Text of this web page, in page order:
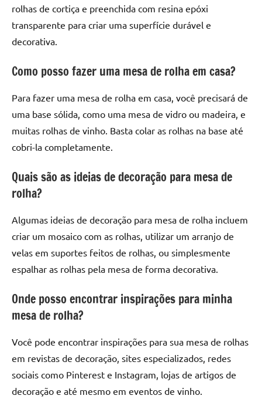
rolhas de cortiça e preenchida com resina epóxi
transparente para criar uma superfície durável e
decorativa.
Como posso fazer uma mesa de rolha em casa?
Para fazer uma mesa de rolha em casa, você precisará de
uma base sólida, como uma mesa de vidro ou madeira, e
muitas rolhas de vinho. Basta colar as rolhas na base até
cobri-la completamente.
Quais são as ideias de decoração para mesa de
rolha?
Algumas ideias de decoração para mesa de rolha incluem
criar um mosaico com as rolhas, utilizar um arranjo de
velas em suportes feitos de rolhas, ou simplesmente
espalhar as rolhas pela mesa de forma decorativa.
Onde posso encontrar inspirações para minha
mesa de rolha?
Você pode encontrar inspirações para sua mesa de rolhas
em revistas de decoração, sites especializados, redes
sociais como Pinterest e Instagram, lojas de artigos de
decoração e até mesmo em eventos de vinho.